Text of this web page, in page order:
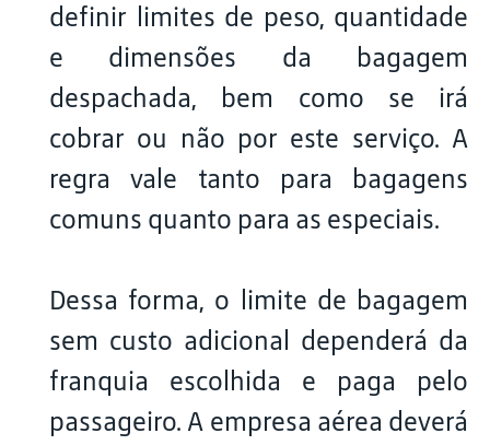
definir limites de peso, quantidade
e dimensões da bagagem
despachada, bem como se irá
cobrar ou não por este serviço. A
regra vale tanto para bagagens
comuns quanto para as especiais.
Dessa forma, o limite de bagagem
sem custo adicional dependerá da
franquia escolhida e paga pelo
passageiro. A empresa aérea deverá